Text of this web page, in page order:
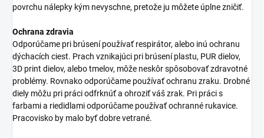
povrchu nálepky kým nevyschne, pretože ju môžete úplne zničiť.
Ochrana zdravia
Odporúčame pri brúsení používať respirátor, alebo inú ochranu
dýchacích ciest. Prach vznikajúci pri brúsení plastu, PUR dielov,
3D print dielov, alebo tmelov, môže neskôr spôsobovať zdravotné
problémy. Rovnako odporúčame používať ochranu zraku. Drobné
diely môžu pri práci odfrknúť a ohroziť váš zrak. Pri práci s
farbami a riedidlami odporúčame používať ochranné rukavice.
Pracovisko by malo byť dobre vetrané.